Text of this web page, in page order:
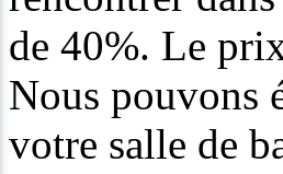
de 40%. Le
Nous pouvons
votre salle de